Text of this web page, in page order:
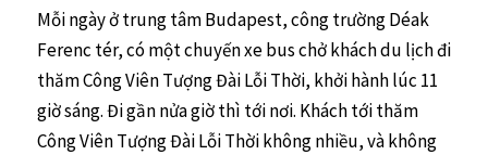
Mỗi ngày ở trung tâm Budapest, công trường Déak
Ferenc tér, có một chuyến xe bus chở khách du lịch đi
thăm Công Viên Tượng Đài Lỗi Thời, khởi hành lúc 11
giờ sáng. Đi gần nửa giờ thì tới nơi. Khách tới thăm
Công Viên Tượng Đài Lỗi Thời không nhiều, và không